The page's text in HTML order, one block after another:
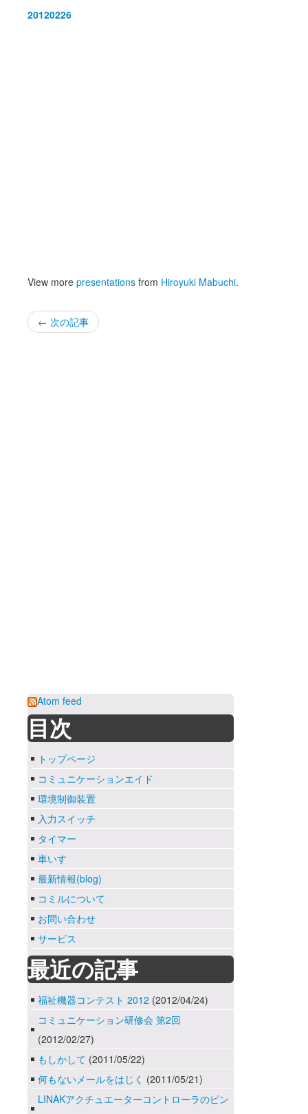
20120226
View more presentations from Hiroyuki Mabuchi.
← 次の記事
Atom feed
目次
トップページ
コミュニケーションエイド
環境制御装置
入力スイッチ
タイマー
車いす
最新情報(blog)
コミルについて
お問い合わせ
サービス
最近の記事
福祉機器コンテスト 2012 (2012/04/24)
コミュニケーション研修会 第2回
(2012/02/27)
もしかして (2011/05/22)
何もないメールをはじく (2011/05/21)
LINAKアクチュエーターコントローラのピン